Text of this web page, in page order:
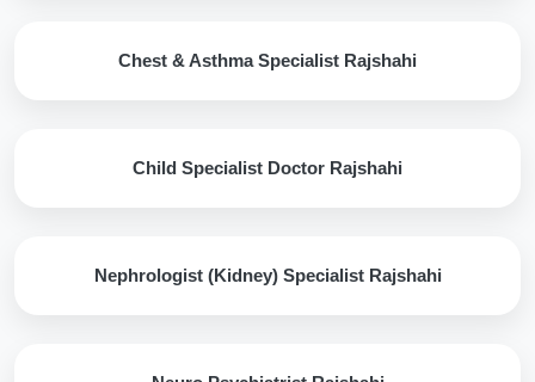
Chest & Asthma Specialist Rajshahi
Child Specialist Doctor Rajshahi
Nephrologist (Kidney) Specialist Rajshahi